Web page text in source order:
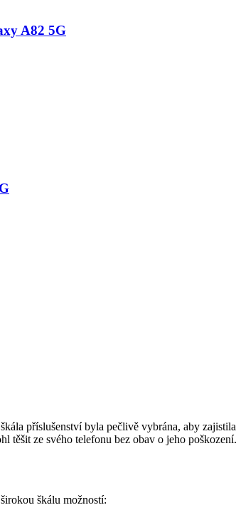
A82 5G
příslušenství byla pečlivě vybrána, aby
těšit ze svého telefonu bez obav o jeho poškození.
škálu možností: